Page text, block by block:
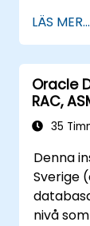
och
av
och
LÄS MER...
Oracle
RAC,
35
Denna
Sverige
nivå